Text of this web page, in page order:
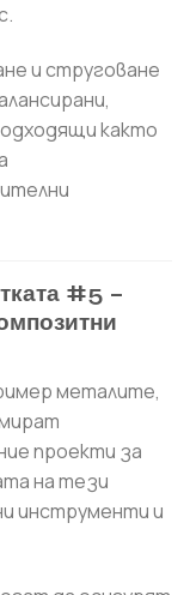
и струговане
както
#5 –
металите,
проекти за
на тези
инструменти и